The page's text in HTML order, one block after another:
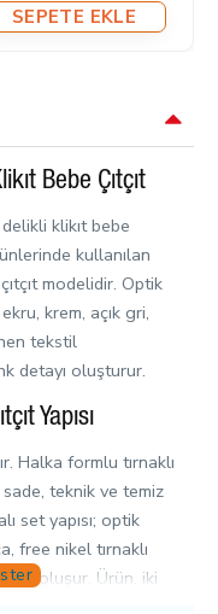
SEPETE EKLE
Bebe Çıtçıt
klikıt bebe
kullanılan
modelidir. Optik
krem, açık gri,
tekstil
detayı oluşturur.
Yapısı
Halka formlu tırnaklı
teknik ve temiz
set yapısı; optik
free nikel tırnaklı
oluşur. Ürün, iki